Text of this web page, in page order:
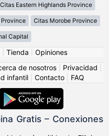
Citas Eastern Highlands Province
Citas Morobe Province
Capital
Tienda
Opiniones
de nosotros Privacidad
infantil Contacto FAQ
Gratis – Conexiones